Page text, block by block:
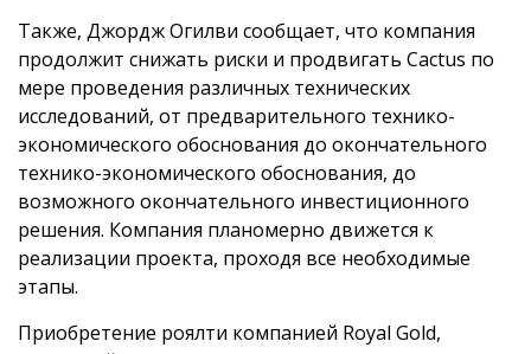
Также, Джордж Огилви сообщает, что компания
продолжит снижать риски и продвигать Cactus по
мере проведения различных технических
исследований, от предварительного технико-
экономического обоснования до окончательного
технико-экономического обоснования, до
возможного окончательного инвестиционного
решения. Компания планомерно движется к
реализации проекта, проходя все необходимые
этапы.
Приобретение роялти компанией Royal Gold,